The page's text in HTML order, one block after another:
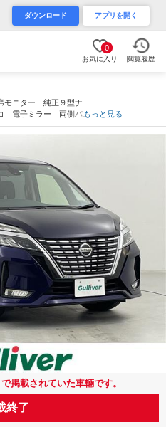
ダウンロード アプリを開く
0
お気に入り 閲覧履歴
モニター 純正９型ナ
電子ミラー 両側パワ
ＬＥＤライト オート
）
もっと見る
掲載されていた車輛です。
終了